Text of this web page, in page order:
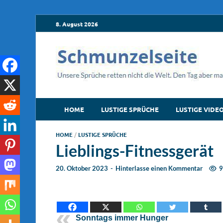
8. August 2026
HOME LUSTIGE SPRÜCHE LUSTIGE
HOME /LUSTIGE SPRÜCHE
Lieblings-Fitnessgerät
20. Oktober 2023 - Hinterlasse einen Kommentar
Sonntags immer Hunger